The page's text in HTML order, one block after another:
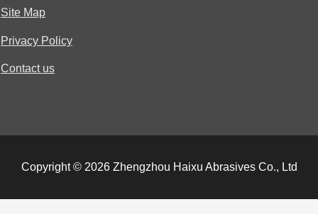
Site Map
Privacy Policy
Contact us
Copyright © 2026 Zhengzhou Haixu Abrasives Co., Ltd